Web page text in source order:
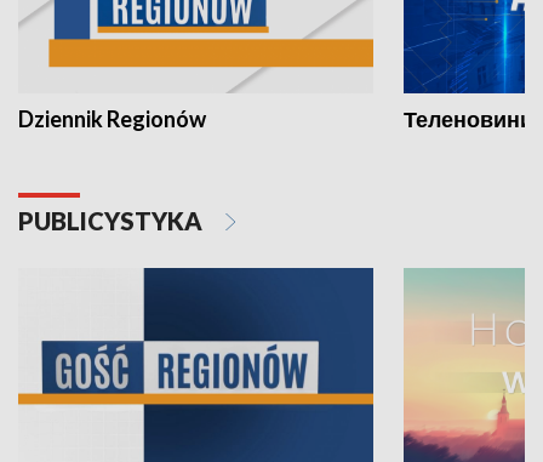
Dziennik Regionów Теленовини
PUBLICYSTYKA